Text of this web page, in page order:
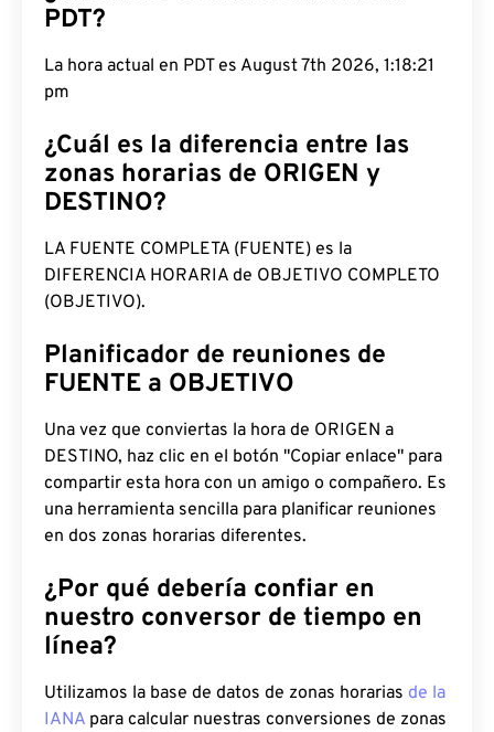
PDT?
La hora actual en PDT es August 7th 2026, 1:18:22
pm
¿Cuál es la diferencia entre las
zonas horarias de ORIGEN y
DESTINO?
LA FUENTE COMPLETA (FUENTE) es la
DIFERENCIA HORARIA de OBJETIVO COMPLETO
(OBJETIVO).
Planificador de reuniones de
FUENTE a OBJETIVO
Una vez que conviertas la hora de ORIGEN a
DESTINO, haz clic en el botón "Copiar enlace" para
compartir esta hora con un amigo o compañero. Es
una herramienta sencilla para planificar reuniones
en dos zonas horarias diferentes.
¿Por qué debería confiar en
nuestro conversor de tiempo en
línea?
Utilizamos la base de datos de zonas horarias de la
IANA para calcular nuestras conversiones de zonas